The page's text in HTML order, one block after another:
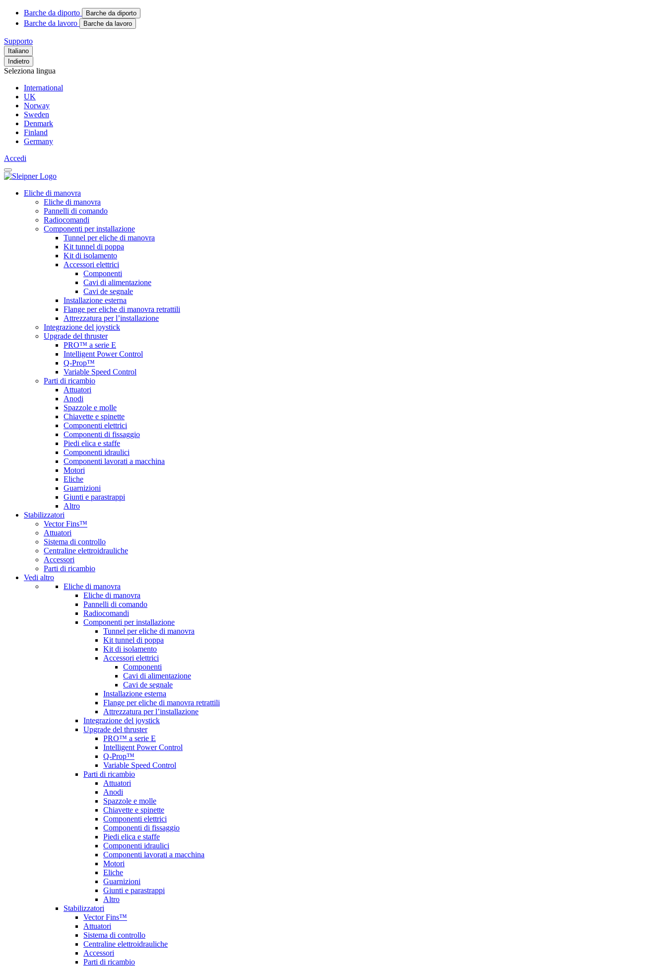
Barche da diporto Barche da diporto
Barche da lavoro Barche da lavoro
Supporto
Italiano
Indietro
Seleziona lingua
International
UK
Norway
Sweden
Denmark
Finland
Germany
Accedi
Eliche di manovra
Eliche di manovra
Pannelli di comando
Radiocomandi
Componenti per installazione
Tunnel per eliche di manovra
Kit tunnel di poppa
Kit di isolamento
Accessori elettrici
Componenti
Cavi di alimentazione
Cavi de segnale
Installazione esterna
Flange per eliche di manovra retrattili
Attrezzatura per l’installazione
Integrazione del joystick
Upgrade del thruster
PRO™ a serie E
Intelligent Power Control
Q-Prop™
Variable Speed Control
Parti di ricambio
Attuatori
Anodi
Spazzole e molle
Chiavette e spinette
Componenti elettrici
Componenti di fissaggio
Piedi elica e staffe
Componenti idraulici
Componenti lavorati a macchina
Motori
Eliche
Guarnizioni
Giunti e parastrappi
Altro
Stabilizzatori
Vector Fins™
Attuatori
Sistema di controllo
Centraline elettroidrauliche
Accessori
Parti di ricambio
Vedi altro
Eliche di manovra
Eliche di manovra
Pannelli di comando
Radiocomandi
Componenti per installazione
Tunnel per eliche di manovra
Kit tunnel di poppa
Kit di isolamento
Accessori elettrici
Componenti
Cavi di alimentazione
Cavi de segnale
Installazione esterna
Flange per eliche di manovra retrattili
Attrezzatura per l’installazione
Integrazione del joystick
Upgrade del thruster
PRO™ a serie E
Intelligent Power Control
Q-Prop™
Variable Speed Control
Parti di ricambio
Attuatori
Anodi
Spazzole e molle
Chiavette e spinette
Componenti elettrici
Componenti di fissaggio
Piedi elica e staffe
Componenti idraulici
Componenti lavorati a macchina
Motori
Eliche
Guarnizioni
Giunti e parastrappi
Altro
Stabilizzatori
Vector Fins™
Attuatori
Sistema di controllo
Centraline elettroidrauliche
Accessori
Parti di ricambio